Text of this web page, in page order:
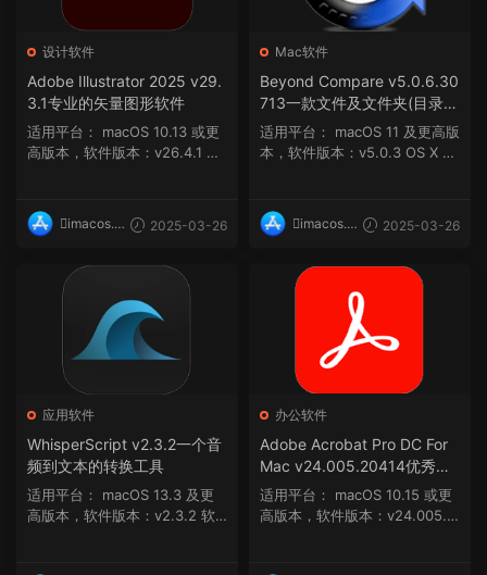
设计软件
Adobe Illustrator 2025 v29.
3.1专业的矢量图形软件
适用平台： macOS 10.13 或更
高版本，软件版本：v26.4.1 ma
imacos.t
2025-03-26
Mac软件
Beyond Compare v5.0.6.30
713一款文件及文件夹(目录)
的对比工具
适用平台： macOS 11 及更高版
本，软件版本：v5.0.3 OS X 1
imacos.t
2025-03-26
应用软件
WhisperScript v2.3.2一个音
频到文本的转换工具
适用平台： macOS 13.3 及更
高版本，软件版本：v2.3.2 软
办公软件
Adobe Acrobat Pro DC For
Mac v24.005.20414优秀的
PDF编辑软件
适用平台： macOS 10.15 或更
高版本，软件版本：v24.005.2